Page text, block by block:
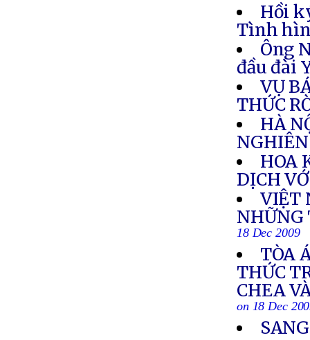
Hồi
Tình
Ông
đầu đài
VỤ
THỨC
HÀ
NGHIÊN
HOA
DỊCH
VIỆT
NHỮNG
18 Dec 2009
TÒA
THỨC
CHEA
on 18 Dec